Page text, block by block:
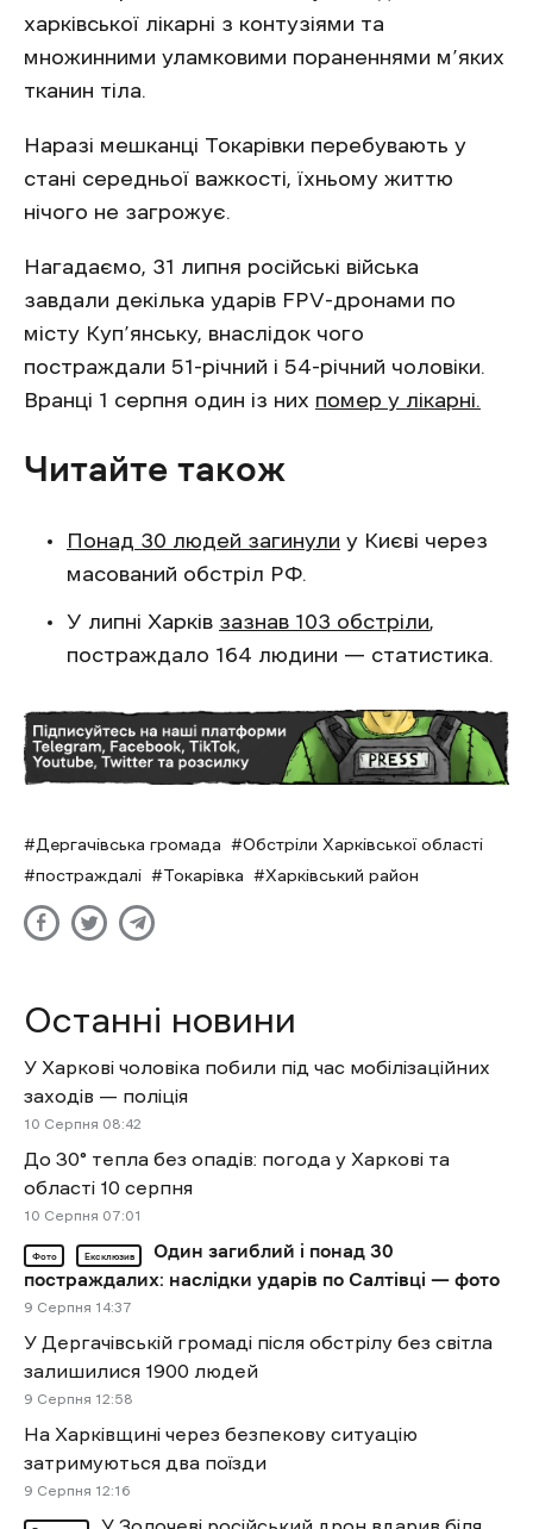
харківської лікарні з контузіями та
множинними уламковими пораненнями м’яких
тканин тіла.
Наразі мешканці Токарівки перебувають у
стані середньої важкості, їхньому життю
нічого не загрожує.
Нагадаємо, 31 липня російські війська
завдали декілька ударів FPV-дронами по
місту Куп’янську, внаслідок чого
постраждали 51-річний і 54-річний чоловіки.
Вранці 1 серпня один із них помер у лікарні.
Читайте також
Понад 30 людей загинули у Києві через
масований обстріл РФ.
У липні Харків зазнав 103 обстріли,
постраждало 164 людини — статистика.
Дергачівська громада
Обстріли Харківської області
постраждалі
Токарівка Харківський район
Останні новини
У Харкові чоловіка побили під час мобілізаційних
заходів — поліція
10 Cерпня 08:42
До 30° тепла без опадів: погода у Харкові та
області 10 серпня
10 Cерпня 07:01
Фото Ексклюзив
Один загиблий і понад 30
постраждалих: наслідки ударів по Салтівці — фото
9 Cерпня 14:37
У Дергачівській громаді після обстрілу без світла
залишилися 1900 людей
9 Cерпня 12:58
На Харківщині через безпекову ситуацію
затримуються два поїзди
9 Cерпня 12:16